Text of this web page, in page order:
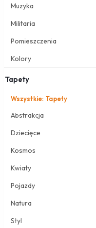
Muzyka
Militaria
Pomieszczenia
Kolory
Tapety
Wszystkie: Tapety
Abstrakcja
Dziecięce
Kosmos
Kwiaty
Pojazdy
Natura
Styl